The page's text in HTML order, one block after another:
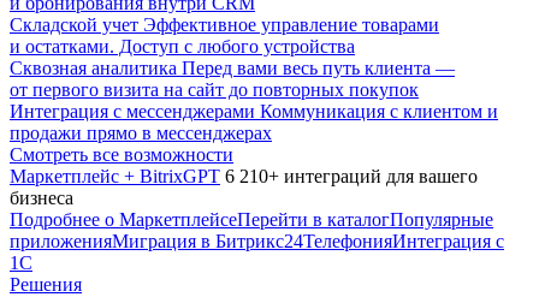
Складской учет Эффективное управление товарами
и остатками. Доступ с любого устройства
Сквозная аналитика Перед вами весь путь клиента —
от первого визита на сайт до повторных покупок
Интеграция с мессенджерами Коммуникация с клиентом и
продажи прямо в мессенджерах
Смотреть все возможности
Маркетплейс + BitrixGPT 6 210+ интеграций для вашего
бизнеса
Подробнее о МаркетплейсеПерейти в каталогПопулярные
приложенияМиграция в Битрикс24ТелефонияИнтеграция с
1С
Решения